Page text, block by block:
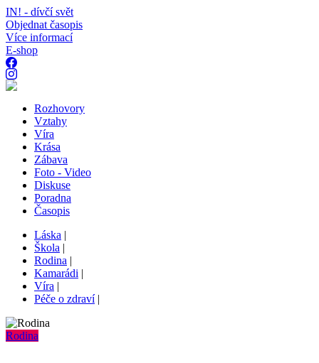
IN! - dívčí svět
Objednat časopis
Více informací
E-shop
Rozhovory
Vztahy
Víra
Krása
Zábava
Foto - Video
Diskuse
Poradna
Časopis
Láska |
Škola |
Rodina |
Kamarádi |
Víra |
Péče o zdraví|
Rodina